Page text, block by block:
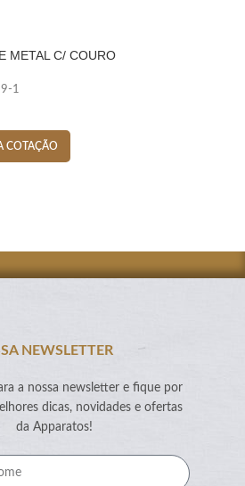
METAL C/ COURO
1
COTAÇÃO
NEWSLETTER
a nossa newsletter e fique por
dicas, novidades e ofertas
da Apparatos!